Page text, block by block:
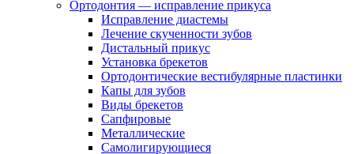
Ортодонтия — исправление прикуса
Исправление диастемы
Лечение скученности зубов
Дистальный прикус
Установка брекетов
Ортодонтические вестибулярные пластинки
Капы для зубов
Виды брекетов
Сапфировые
Металлические
Самолигирующиеся